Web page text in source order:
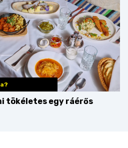
tökéletes egy ráérős